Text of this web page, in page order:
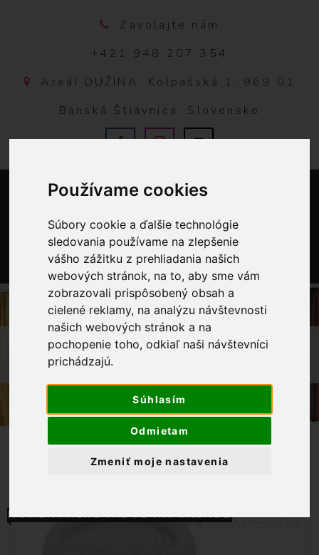
Používame cookies
Súbory cookie a ďalšie technológie
sledovania používame na zlepšenie
vášho zážitku z prehliadania našich
webových stránok, na to, aby sme vám
zobrazovali prispôsobený obsah a
cielené reklamy, na analýzu návštevnosti
našich webových stránok a na
pochopenie toho, odkiaľ naši návštevníci
prichádzajú.
Súhlasím
Odmietam
Zmeniť moje nastavenia
Zavolajte nám
+421 948 207 354
Areál DUŽINA, Kolpašská 1, 969 01
Banská Štiavnica, Slovensko
0
OBCHOD GALANTÉRIA
NÁPLET SADA RUKÁVY+PÁS RUŽOVÁ
MOMENTÁLNE NIE JE NA SKLADE